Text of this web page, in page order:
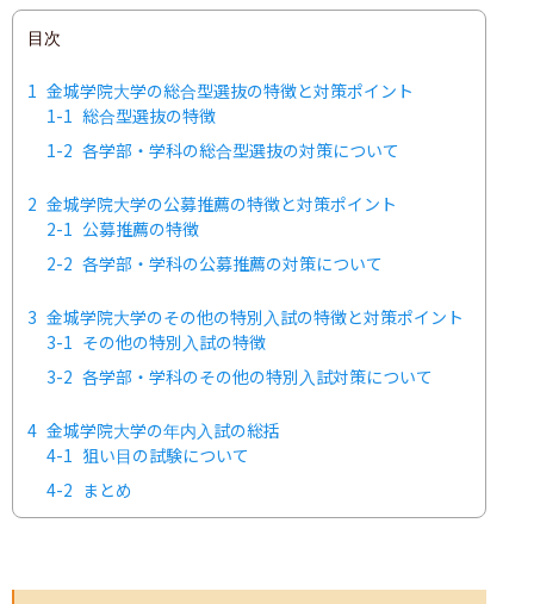
目次
1 金城学院大学の総合型選抜の特徴と対策ポイント
1-1 総合型選抜の特徴
1-2 各学部・学科の総合型選抜の対策について
2 金城学院大学の公募推薦の特徴と対策ポイント
2-1 公募推薦の特徴
2-2 各学部・学科の公募推薦の対策について
3 金城学院大学のその他の特別入試の特徴と対策ポイント
3-1 その他の特別入試の特徴
3-2 各学部・学科のその他の特別入試対策について
4 金城学院大学の年内入試の総括
4-1 狙い目の試験について
4-2 まとめ